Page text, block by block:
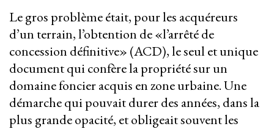
Le gros problème était, pour les acquéreurs
d’un terrain, l’obtention de «l’arrêté de
concession définitive» (ACD), le seul et unique
document qui confère la propriété sur un
domaine foncier acquis en zone urbaine. Une
démarche qui pouvait durer des années, dans la
plus grande opacité, et obligeait souvent les